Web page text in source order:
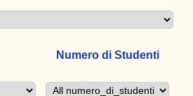
Numero di Studenti